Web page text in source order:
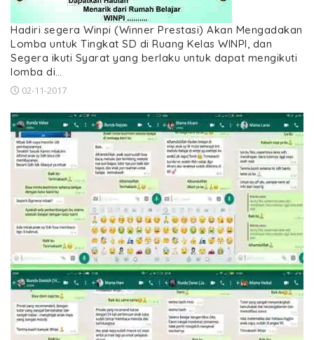
Hadiri segera Winpi (Winner Prestasi) Akan Mengadakan
Lomba untuk Tingkat SD di Ruang Kelas WINPI, dan
Segera ikuti Syarat yang berlaku untuk dapat mengikuti
lomba di…
02-11-2017